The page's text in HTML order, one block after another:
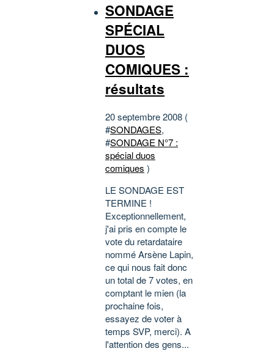
SONDAGE
SPÉCIAL
DUOS
COMIQUES :
résultats
20 septembre 2008 (
#SONDAGES,
#SONDAGE N°7 :
spécial duos
comiques )
LE SONDAGE EST
TERMINE !
Exceptionnellement,
j'ai pris en compte le
vote du retardataire
nommé Arsène Lapin,
ce qui nous fait donc
un total de 7 votes, en
comptant le mien (la
prochaine fois,
essayez de voter à
temps SVP, merci). A
l'attention des gens...